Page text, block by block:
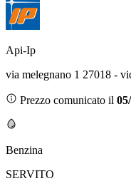
Api-Ip
via melegnano 1 27018 -
Prezzo comunicato il
Benzina
SERVITO